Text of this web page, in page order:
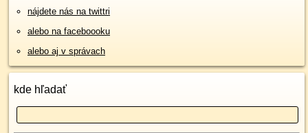
nájdete nás na twittri
alebo na faceboooku
alebo aj v správach
kde hľadať